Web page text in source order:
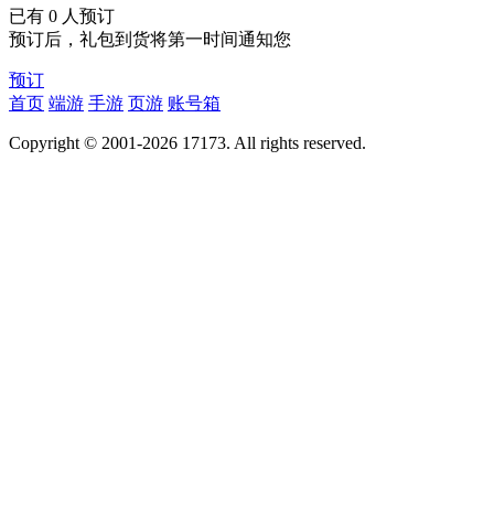
已有 0 人预订
预订后，礼包到货将第一时间通知您
预订
首页 端游 手游 页游 账号箱
Copyright © 2001-2026 17173. All rights reserved.